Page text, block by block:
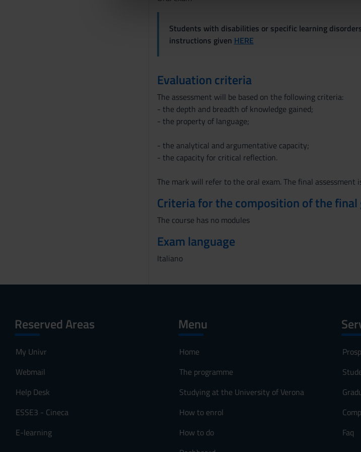
Students with disabilities or specific learning
instructions given HERE
Evaluation criteria
The assessment will be based on the following criteria:
- the depth and breadth of knowledge gained;
- the property of language;
- the analytical and argumentative capacity;
- the capacity for critical reflection.
The mark will refer to the oral exam. The final assessment
Criteria for the composition of the final
The course has no modules
Exam language
Italiano
Reserved Areas
My Univr
Webmail
Help Desk
ESSE3 - Cineca
E-learning
Menu
Home
The programme
Studying at the University of Verona
How to enrol
How to do
Faq